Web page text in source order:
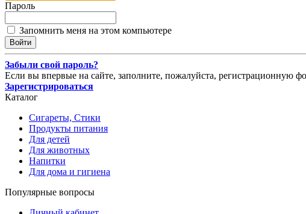
Пароль
Запомнить меня на этом компьютере
Забыли свой пароль?
Если вы впервые на сайте, заполните, пожалуйста, регистрационную
Зарегистрироваться
Каталог
Сигареты, Стики
Продукты питания
Для детей
Для животных
Напитки
Для дома и гигиена
Популярные вопросы